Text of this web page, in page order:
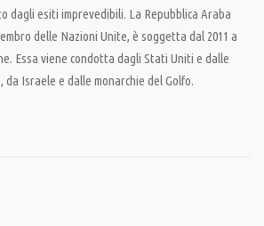
dagli esiti imprevedibili. La Repubblica Araba
delle Nazioni Unite, è soggetta dal 2011 a
Essa viene condotta dagli Stati Uniti e dalle
Israele e dalle monarchie del Golfo.